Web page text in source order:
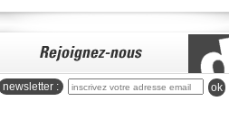
newsletter : ok